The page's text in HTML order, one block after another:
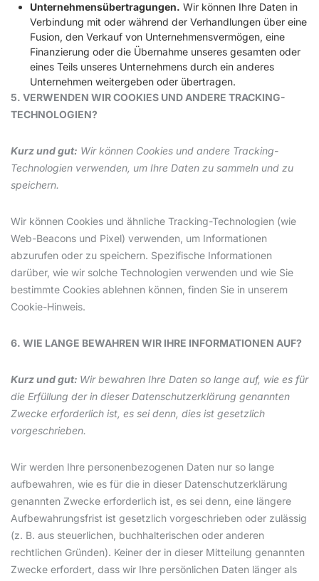
Unternehmensübertragungen. Wir können Ihre Daten in
Verbindung mit oder während der Verhandlungen über eine
Fusion, den Verkauf von Unternehmensvermögen, eine
Finanzierung oder die Übernahme unseres gesamten oder
eines Teils unseres Unternehmens durch ein anderes
Unternehmen weitergeben oder übertragen.
5. VERWENDEN WIR COOKIES UND ANDERE TRACKING-
TECHNOLOGIEN?
Kurz und gut: Wir können Cookies und andere Tracking-
Technologien verwenden, um Ihre Daten zu sammeln und zu
speichern.
Wir können Cookies und ähnliche Tracking-Technologien (wie
Web-Beacons und Pixel) verwenden, um Informationen
abzurufen oder zu speichern. Spezifische Informationen
darüber, wie wir solche Technologien verwenden und wie Sie
bestimmte Cookies ablehnen können, finden Sie in unserem
Cookie-Hinweis.
6. WIE LANGE BEWAHREN WIR IHRE INFORMATIONEN AUF?
Kurz und gut: Wir bewahren Ihre Daten so lange auf, wie es für
die Erfüllung der in dieser Datenschutzerklärung genannten
Zwecke erforderlich ist, es sei denn, dies ist gesetzlich
vorgeschrieben.
Wir werden Ihre personenbezogenen Daten nur so lange
aufbewahren, wie es für die in dieser Datenschutzerklärung
genannten Zwecke erforderlich ist, es sei denn, eine längere
Aufbewahrungsfrist ist gesetzlich vorgeschrieben oder zulässig
(z. B. aus steuerlichen, buchhalterischen oder anderen
rechtlichen Gründen). Keiner der in dieser Mitteilung genannten
Zwecke erfordert, dass wir Ihre persönlichen Daten länger als